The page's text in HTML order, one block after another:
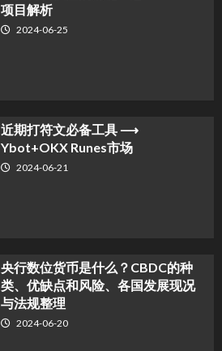
项目解析
2024-06-25
近期打符文必备工具 ⟶
Ybot+OKX Runes市场
2024-06-21
央行数位货币是什么？CBDC的种
类、优缺点和风险、各国发展现况
与法规整理
2024-06-20